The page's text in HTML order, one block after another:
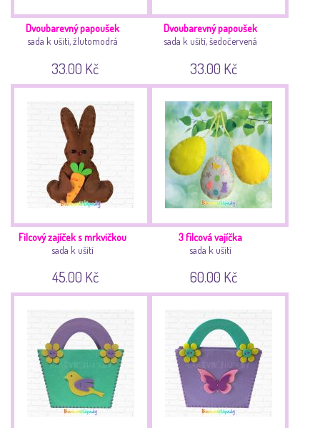
Dvoubarevný papoušek
sada k ušití, žlutomodrá
33.00 Kč
Dvoubarevný papoušek
sada k ušití, šedočervená
33.00 Kč
Filcový zajíček s mrkvičkou
sada k ušití
45.00 Kč
3 filcová vajíčka
sada k ušití
60.00 Kč